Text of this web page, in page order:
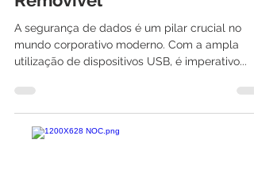
Avançada para Mídia
Removível
A segurança de dados é um pilar crucial no
utilização de dispositivos USB, é imperativo...